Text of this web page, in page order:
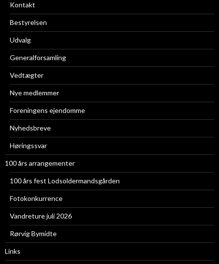
Kontakt
Bestyrelsen
Udvalg
Generalforsamling
Vedtægter
Nye medlemmer
Foreningens ejendomme
Nyhedsbreve
Høringssvar
100 års arrangementer
100 års fest Lodsoldermandsgården
Fotokonkurrence
Vandreture juli 2026
Rørvig Bymidte
Links